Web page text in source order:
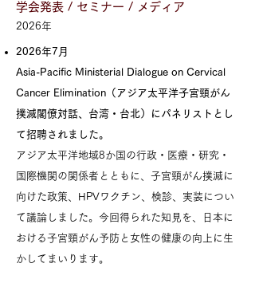
学会発表 / セミナー / メディア
​2026年​​
2026年7月
Asia-Pacific Ministerial Dialogue on Cervical
Cancer Elimination（アジア太平洋子宮頸がん
撲滅閣僚対話、台湾・台北）にパネリストとし
て招聘されました。
アジア太平洋地域8か国の行政・医療・研究・
国際機関の関係者とともに、子宮頸がん撲滅に
向けた政策、HPVワクチン、検診、実装につい
て議論しました。今回得られた知見を、日本に
おける子宮頸がん予防と女性の健康の向上に生
かしてまいります。